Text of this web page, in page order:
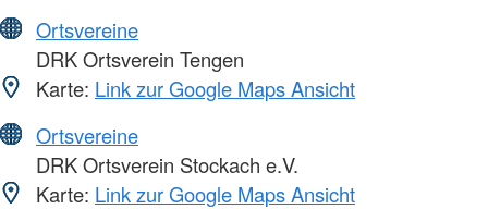
Ortsvereine
DRK Ortsverein Tengen
Karte: Link zur Google Maps Ansicht
Ortsvereine
DRK Ortsverein Stockach e.V.
Karte: Link zur Google Maps Ansicht